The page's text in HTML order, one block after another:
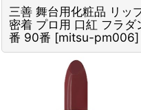
三善 舞台用化粧品 リッ
密着 プロ用 口紅 フラ
番 90番 [mitsu-pm006]